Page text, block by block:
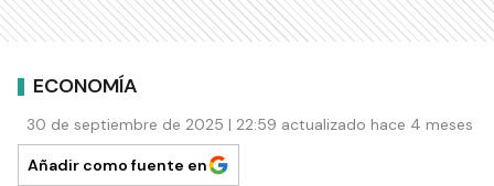
ECONOMÍA
30 de septiembre de 2025 | 22:59 actualizado hace 4 meses
Añadir como fuente en